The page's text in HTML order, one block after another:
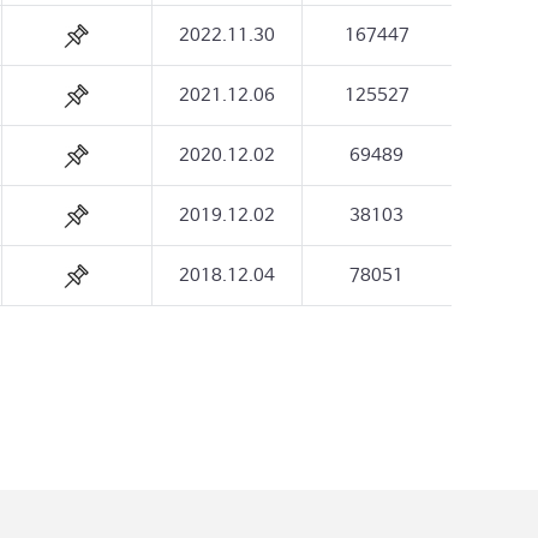
2022.11.30 167447
2021.12.06 125527
2020.12.02 69489
2019.12.02 38103
2018.12.04 78051